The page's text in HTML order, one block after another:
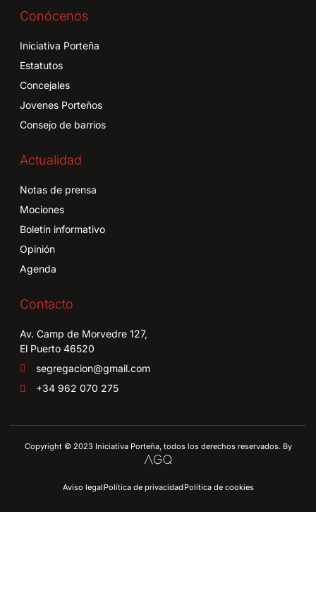
Conócenos
Iniciativa Porteña
Estatutos
Concejales
Jovenes Porteños
Consejo de barrios
Actualidad
Notas de prensa
Mociones
Boletín informativo
Opinión
Agenda
Contacto
Av. Camp de Morvedre 127,
El Puerto 46520
segregacion@gmail.com
+34 962 070 275
Copyright © 2023 Iniciativa Porteña, todos los derechos reservados. By
Aviso legalPolítica de privacidadPolítica de cookies